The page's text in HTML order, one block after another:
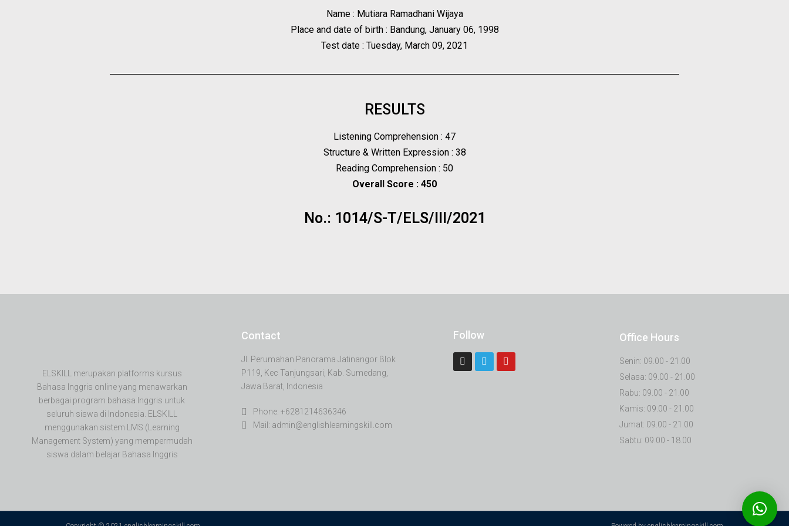
Name : Mutiara Ramadhani Wijaya
Place and date of birth : Bandung, January 06, 1998
Test date : Tuesday, March 09, 2021
RESULTS
Listening Comprehension : 47
Structure & Written Expression : 38
Reading Comprehension : 50
Overall Score : 450
No.: 1014/S-T/ELS/III/2021
ELSKILL merupakan platforms kursus
Bahasa Inggris online yang menawarkan
berbagai program bahasa Inggris untuk
seluruh siswa di Indonesia. ELSKILL
menggunakan sistem LMS (Learning
Management System) yang mempermudah
siswa dalam belajar Bahasa Inggris
Contact
Jl. Perumahan Panorama Jatinangor Blok
P119, Kec Tanjungsari, Kab. Sumedang,
Jawa Barat, Indonesia
Phone: +6281214636346
Mail: admin@englishlearningskill.com
Follow Office Hours
Senin: 09.00 - 21.00
Selasa: 09.00 - 21.00
Rabu: 09.00 - 21.00
Kamis: 09.00 - 21.00
Jumat: 09.00 - 21.00
Sabtu: 09.00 - 18.00